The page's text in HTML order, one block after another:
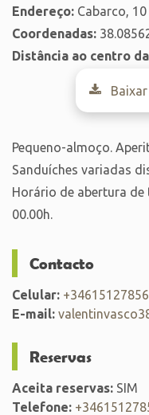
Endereço: Cabarco, 10
Coordenadas:
Distância ao centro
Pequeno-almoço.
Sanduíches variadas
Horário de abertura de
00.00h.
Contacto
Celular: +34615127856
E-mail:
Reservas
Aceita reservas: SIM
Telefone: